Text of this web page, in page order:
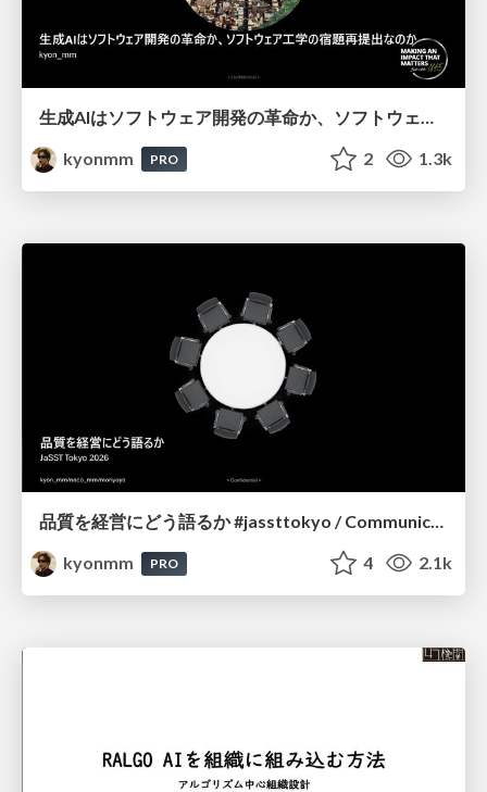
kyonmm
PRO 2 1.3k
品質を経営にどう語るか #jassttokyo / Communicating the Strategic Value of Quality to Executive Leadership
kyonmm
PRO 4 2.1k